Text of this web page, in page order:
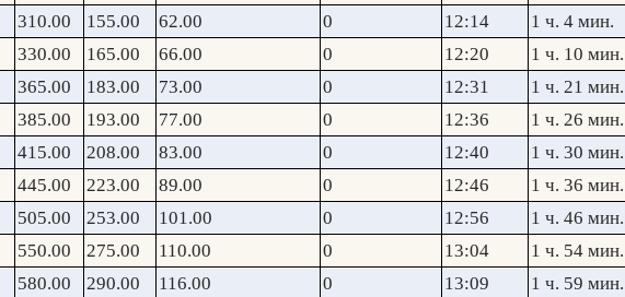
310.00 155.00 62.00 0 12:14
1 ч. 4 мин.
330.00 165.00 66.00 0 12:20
1 ч. 10 мин.
365.00 183.00 73.00 0 12:31
1 ч. 21 мин.
385.00 193.00 77.00 0 12:36
1 ч. 26 мин.
415.00 208.00 83.00 0 12:40
1 ч. 30 мин.
445.00 223.00 89.00 0 12:46
1 ч. 36 мин.
505.00 253.00 101.00 0 12:56
1 ч. 46 мин.
550.00 275.00 110.00 0 13:04
1 ч. 54 мин.
580.00 290.00 116.00 0 13:09
1 ч. 59 мин.